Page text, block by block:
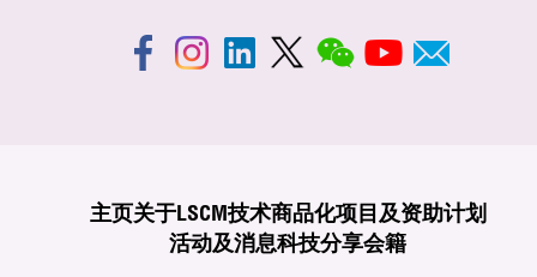
主页关于LSCM技术商品化项目及资助计划
活动及消息科技分享会籍